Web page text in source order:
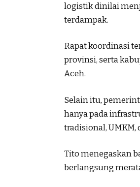
logistik dinilai
terdampak.
Rapat koordinasi
provinsi, serta
Aceh.
Selain itu,
hanya pada
tradisional, UMKM,
Tito menegaskan
berlangsung